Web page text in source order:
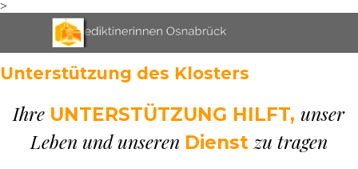
>
Direkt zum Seiteninhalt
Menü überspringen
Unterstützung des Klosters
Ihre UNTERSTÜTZUNG HILFT, unser
Leben und unseren Dienst zu tragen